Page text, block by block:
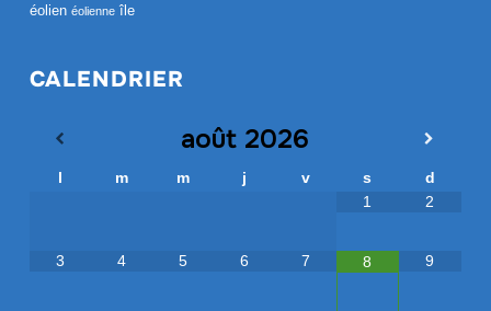
éolien éolienne île
CALENDRIER
août 2026
l m m j v s
d
1
2
3 4 5 6 7 8 9